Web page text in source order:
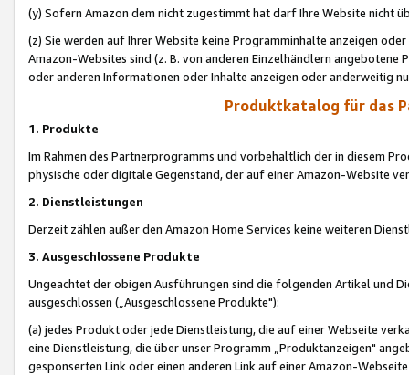
(y) Sofern Amazon dem nicht zugestimmt hat darf Ihre Website nicht
(z) Sie werden auf Ihrer Website keine Programminhalte anzeigen
Amazon-Websites sind (z. B. von anderen Einzelhändlern
oder anderen Informationen oder Inhalte anzeigen oder anderweitig
Produktkatalog für das
1. Produkte
Im Rahmen des Partnerprogramms und vorbehaltlich der in diesem
physische oder digitale Gegenstand, der auf einer Amazon-Website
2. Dienstleistungen
Derzeit zählen außer den Amazon Home Services keine weiteren
3. Ausgeschlossene Produkte
Ungeachtet der obigen Ausführungen sind die folgenden Artikel und
ausgeschlossen („Ausgeschlossene Produkte"):
(a) jedes Produkt oder jede Dienstleistung, die auf einer Webseite
eine Dienstleistung, die über unser Programm „Produktanzeigen"
gesponserten Link oder einen anderen Link auf einer Amazon-